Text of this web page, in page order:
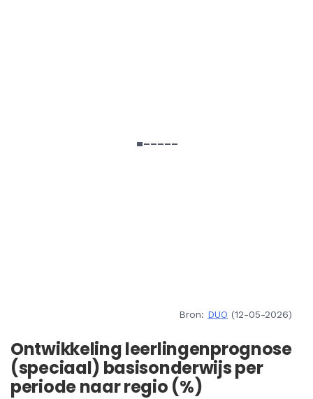
Bron: DUO (12-05-2026)
Ontwikkeling leerlingenprognose
(speciaal) basisonderwijs per
periode naar regio (%)